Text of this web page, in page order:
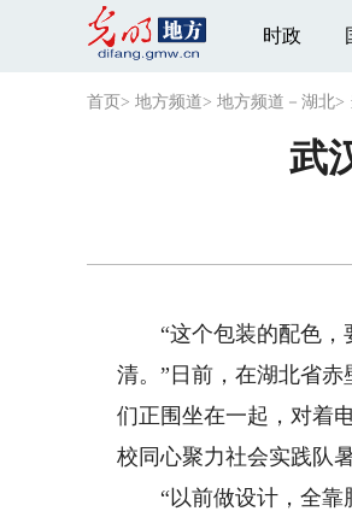
时政
首页 > 地方频道> 地方频道－湖北>
武
“这个包装的配色，要
清。”日前，在湖北省
们正围坐在一起，对着
校同心聚力社会实践队
“以前做设计，全靠脑